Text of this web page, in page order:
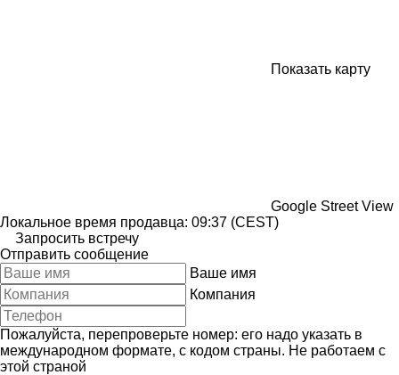
Показать карту
Google Street View
Локальное время продавца: 09:37 (CEST)
Запросить встречу
Отправить сообщение
Ваше имя
Компания
Пожалуйста, перепроверьте номер: его надо указать в
международном формате, с кодом страны. Не работаем с
этой страной